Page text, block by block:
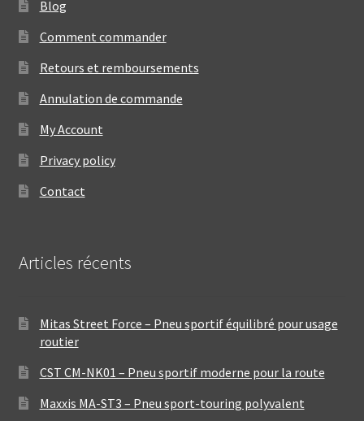
Blog
Comment commander
Retours et remboursements
Annulation de commande
My Account
Privacy policy
Contact
Articles récents
Mitas Street Force – Pneu sportif équilibré pour usage
routier
CST CM-NK01 – Pneu sportif moderne pour la route
Maxxis MA-ST3 – Pneu sport-touring polyvalent